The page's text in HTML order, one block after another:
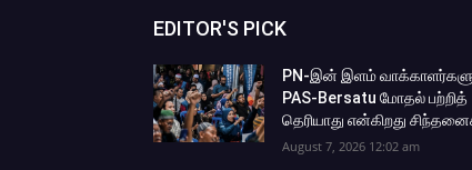
EDITOR'S PICK
PN-இன் இளம்
PAS-Bersatu மோதல் பற்றித்
தெரியாது என்கிறது
August 7, 2026 12:02 am